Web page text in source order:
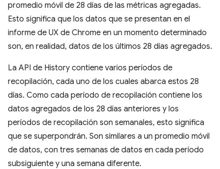
promedio móvil de 28 días de las métricas agregadas.
Esto significa que los datos que se presentan en el
informe de UX de Chrome en un momento determinado
son, en realidad, datos de los últimos 28 días agregados.
La API de History contiene varios períodos de
recopilación, cada uno de los cuales abarca estos 28
días. Como cada período de recopilación contiene los
datos agregados de los 28 días anteriores y los
períodos de recopilación son semanales, esto significa
que se superpondrán. Son similares a un promedio móvil
de datos, con tres semanas de datos en cada período
subsiguiente y una semana diferente.